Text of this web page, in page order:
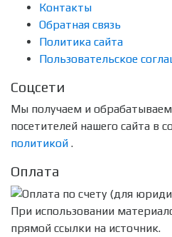
Контакты
Обратная связь
Политика сайта
Пользовательское
Соцсети
Мы получаем и
посетителей нашего сайта в
политикой .
Оплата
При использовании
прямой ссылки на источник.